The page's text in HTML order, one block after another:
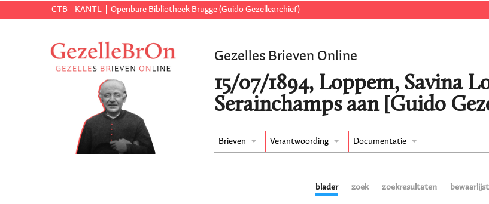
CTB - KANTL Openbare Bibliotheek Brugge (Guido Gezellearchief)
Gezelles Brieven Online
15/07/1894, Loppem, Savina
Serainchamps aan [Guido
Brieven Verantwoording Documentatie
blader zoek zoekresultaten bewaarlijst